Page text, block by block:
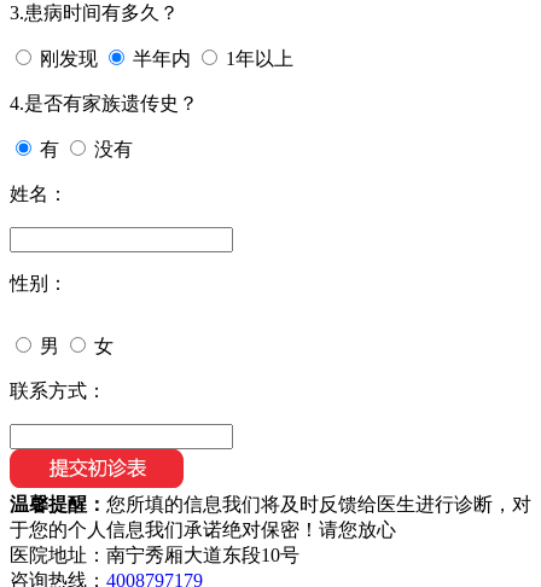
3.患病时间有多久？
刚发现 半年内 1年以上
4.是否有家族遗传史？
有 没有
姓名：
性别：
男 女
联系方式：
温馨提醒： 您所填的信息我们将及时反馈给医生进行诊断，对
于您的个人信息我们承诺绝对保密！请您放心
医院地址：南宁秀厢大道东段10号
咨询热线： 4008797179